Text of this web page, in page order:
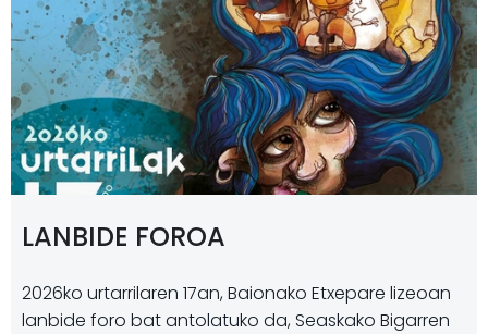
LANBIDE FOROA
2026ko urtarrilaren 17an, Baionako Etxepare lizeoan
lanbide foro bat antolatuko da, Seaskako Bigarren